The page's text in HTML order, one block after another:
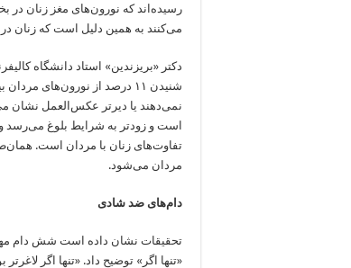
رسیده‌اند که نورون‌های مغز زنان در
می‌کنند به همین دلیل است که زنان
دکتر «بریزندین» استاد دانشگاه
شنیدن ۱۱ درصد از
نمی‌دهند یا دیر‌تر عکس‌العمل نشان
است و زودتر‌ به شرایط بلوغ می‌رسد
تفاوت‌های زنان با مردان است.
مردان می‌شود.
دام‌های ضد شادی
تحقیقات نشان داده است شش دام
«تنها اگر» توضیح داد. «تنها اگر